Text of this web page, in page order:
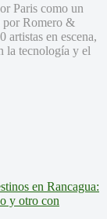
Paris como un
por Romero &
artistas en escena,
la tecnología y el